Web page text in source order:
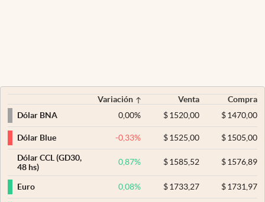
Variación Venta
Compra
Dólar BNA
0,00% $ 1520,00 $1470,00
Dólar Blue -0,33% $ 1525,00 $1505,00
Dólar CCL (GD30,
48 hs)
0,87% $ 1585,52 $1576,89
Euro 0,08% $ 1733,27 $1731,97